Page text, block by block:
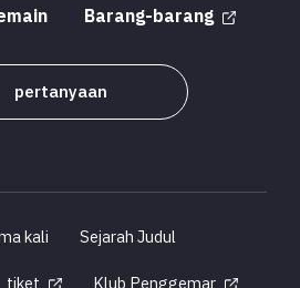
Barang-barang
pertanyaan
kali
Sejarah Judul